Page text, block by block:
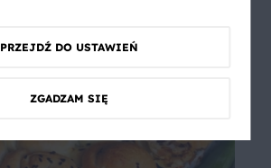
PRZEJDŹ DO USTAWIEŃ
ZGADZAM SIĘ